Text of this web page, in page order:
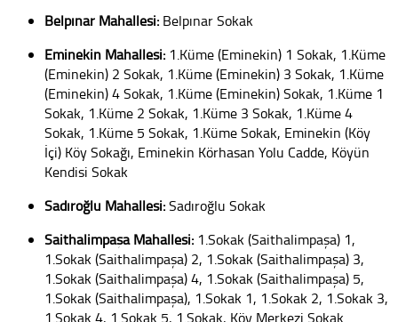
Belpınar Mahallesi: Belpınar Sokak
Eminekin Mahallesi: 1.Küme (Eminekin) 1 Sokak, 1.Küme
(Eminekin) 2 Sokak, 1.Küme (Eminekin) 3 Sokak, 1.Küme
(Eminekin) 4 Sokak, 1.Küme (Eminekin) Sokak, 1.Küme 1
Sokak, 1.Küme 2 Sokak, 1.Küme 3 Sokak, 1.Küme 4
Sokak, 1.Küme 5 Sokak, 1.Küme Sokak, Eminekin (Köy
İçi) Köy Sokağı, Eminekin Körhasan Yolu Cadde, Köyün
Kendisi Sokak
Sadıroğlu Mahallesi:Sadıroğlu Sokak
Saithalimpaşa Mahallesi: 1.Sokak (Saithalimpaşa) 1,
1.Sokak (Saithalimpaşa) 2, 1.Sokak (Saithalimpaşa) 3,
1.Sokak (Saithalimpaşa) 4, 1.Sokak (Saithalimpaşa) 5,
1.Sokak (Saithalimpaşa), 1.Sokak 1, 1.Sokak 2, 1.Sokak 3,
1.Sokak 4, 1.Sokak 5, 1.Sokak, Köy Merkezi Sokak